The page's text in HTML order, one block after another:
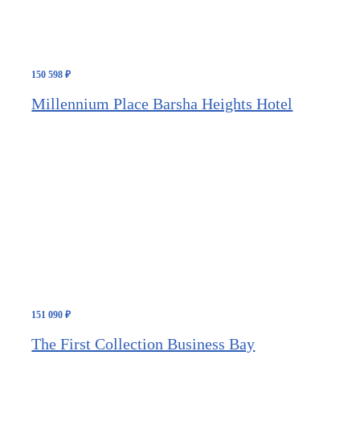
150 598₽
Millennium Place Barsha Heights Hotel
151 090₽
The First Collection Business Bay